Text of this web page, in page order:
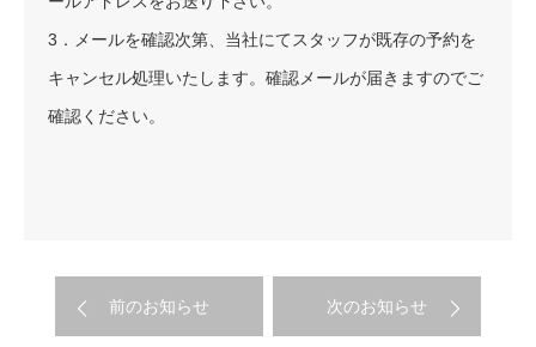
3．メールを確認次第、当社にてスタッフが既存の予約を
キャンセル処理いたします。確認メールが届きますのでご
確認ください。
前のお知らせ 次のお知らせ